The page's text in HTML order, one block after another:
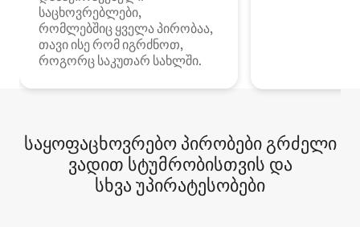
საცხოვრებლები,
რომლებშიც ყველა პირობაა,
თავი ისე რომ იგრძნოთ,
როგორც საკუთარ სახლში.
საყოფაცხოვრებო პირობები გრძელი
ვადით სტუმრობისთვის და
სხვა უპირატესობები